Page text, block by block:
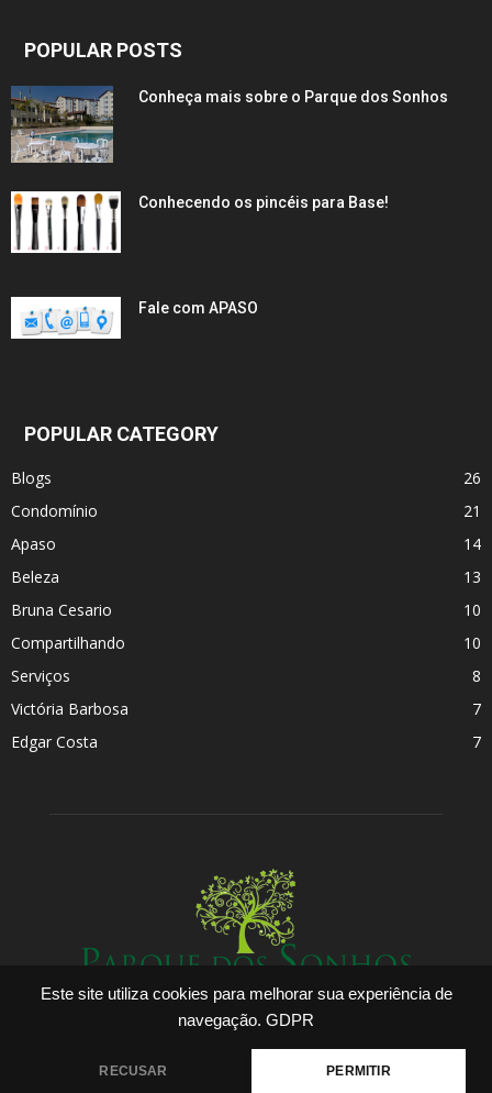
Este site utiliza cookies para melhorar sua experiência de
navegação. GDPR
RECUSAR PERMITIR
POPULAR POSTS
Conheça mais sobre o Parque dos Sonhos
Conhecendo os pincéis para Base!
Fale com APASO
POPULAR CATEGORY
Blogs
26
Condomínio
21
Apaso
14
Beleza
13
Bruna Cesario
10
Compartilhando
10
Serviços
8
Victória Barbosa
7
Edgar Costa
7